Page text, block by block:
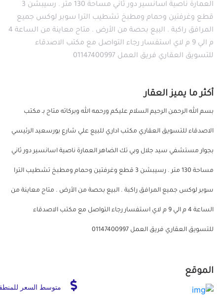
العمارة ناصية اسانسير دور ثاني مساحة 130 متر . رسيبشن 3
قطع وغرفتين وحمام ومطبخ تشطيب الترا سوبر لوكس جميع
المرافق راكبة . البيع بحصة من الأرض . متاح معاينة من الساعة 4
م الي 9 م لاي استفسار رجاء التواصل مع مكتب الاصدقاء
للتسويق العقاري فريق العمل 01147400997
أكثر ما يميز العقار
بسم الله الرحمن الرحيم السلام عليكم ورحمه الله وبركاته متاح بـ مكتب
الاصدقاء للتسويق العقاري مكتب اداري للبيع علي شارع بورسعيد الرئيسي
بجوار مستشفي سيد جلال وبي تك الضاهر العمارة ناصية اسانسير دور ثاني
مساحة 130 متر . رسيبشن 3 قطع وغرفتين وحمام ومطبخ تشطيب الترا
سوبر لوكس جميع المرافق راكبة . البيع بحصة من الأرض . متاح معاينة من
الساعة 4 م الي 9 م لاي استفسار رجاء التواصل مع مكتب الاصدقاء
للتسويق العقاري فريق العمل 01147400997
الموقع
متوسط السعر